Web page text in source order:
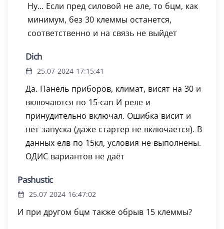
Ну... Если пред силовой не але, то бцм, как
минимум, без 30 клеммы останется,
соответственно и на связь не выйдет
Dich
25.07 2024 17:15:41
Да. Панель приборов, климат, висят на 30 и
включаются по 15-can И реле и
принудительно включал. Ошибка висит и
нет запуска (даже стартер не включается). В
данных елв по 15кл, условия не выполнены.
ОДИС вариантов не даёт
Pashustic
25.07 2024 16:47:02
И при другом бцм также обрыв 15 клеммы?